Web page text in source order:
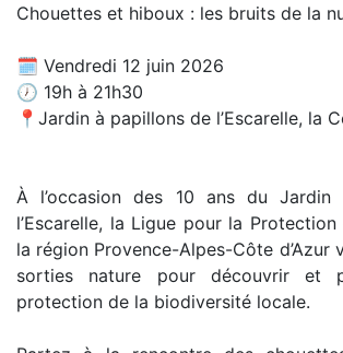
Chouettes et hiboux : les bruits de la
🗓️ Vendredi 12 juin 2026
🕖 19h à 21h30
📍Jardin à papillons de l’Escarelle, la
À l’occasion des 10 ans du Jardin
l’Escarelle, la Ligue pour la
la région Provence-Alpes-Côte d’Azur
sorties nature pour découvrir et
protection de la biodiversité locale.